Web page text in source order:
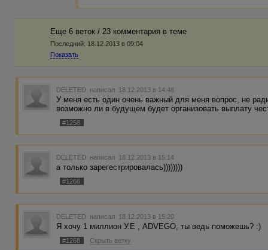
Еще 6 веток / 23 комментария в темe
Последний: 18.12.2013 в 09:04
Показать
DELETED написал 18.12.2013 в 14:48
У меня есть один очень важный для меня вопрос, не
возможно ли в будущем будет организовать выплату
#1258
DELETED написал 18.12.2013 в 15:14
а только зарегестрировалась))))))))
#1266
DELETED написал 18.12.2013 в 15:20
Я хочу 1 миллион У.Е , ADVEGO, ты ведь поможешь? :)
#1268 Скрыть ветку